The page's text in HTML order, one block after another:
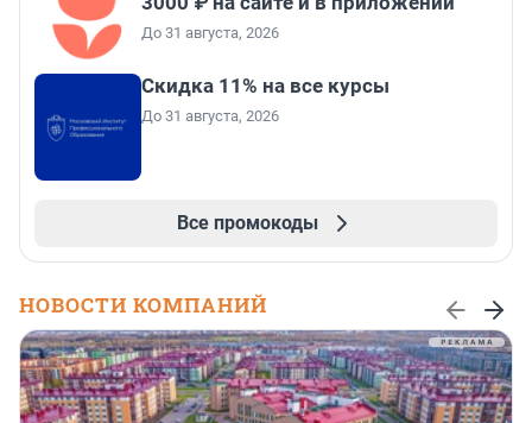
До 31 августа, 2026
Скидка 11% на все курсы
До 31 августа, 2026
Все промокоды
НОВОСТИ КОМПАНИЙ